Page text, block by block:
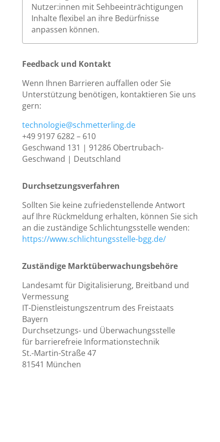
Nutzer:innen mit Sehbeeinträchtigungen
Inhalte flexibel an ihre Bedürfnisse
anpassen können.
Feedback und Kontakt
Wenn Ihnen Barrieren auffallen oder Sie
Unterstützung benötigen, kontaktieren Sie uns
gern:
technologie@schmetterling.de
+49 9197 6282 – 610
Geschwand 131 | 91286 Obertrubach-
Geschwand | Deutschland
Durchsetzungsverfahren
Sollten Sie keine zufriedenstellende Antwort
auf Ihre Rückmeldung erhalten, können Sie sich
an die zuständige Schlichtungsstelle wenden:
https://www.schlichtungsstelle-bgg.de/
Zuständige Marktüberwachungsbehöre
Landesamt für Digitalisierung, Breitband und
Vermessung
IT-Dienstleistungszentrum des Freistaats
Bayern
Durchsetzungs- und Überwachungsstelle
für barrierefreie Informationstechnik
St.-Martin-Straße 47
81541 München